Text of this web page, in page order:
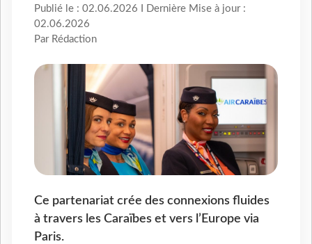
Publié le : 02.06.2026 I Dernière Mise à jour :
02.06.2026
Par Rédaction
Ce partenariat crée des connexions fluides
à travers les Caraïbes et vers l’Europe via
Paris.